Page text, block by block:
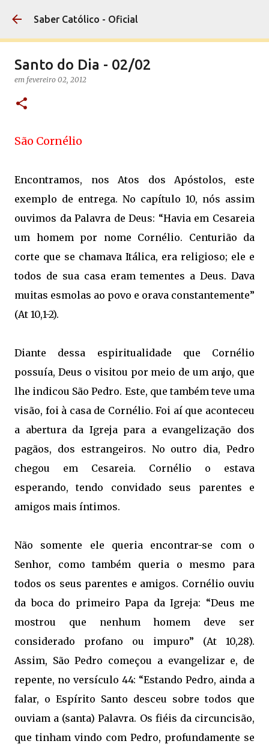
Pular para o conteúdo principal
Saber Católico - Oficial
Santo do Dia - 02/02
em fevereiro 02, 2012
São Cornélio
Encontramos, nos Atos dos Apóstolos, este
exemplo de entrega. No capítulo 10, nós assim
ouvimos da Palavra de Deus: “Havia em Cesareia
um homem por nome Cornélio. Centurião da
corte que se chamava Itálica, era religioso; ele e
todos de sua casa eram tementes a Deus. Dava
muitas esmolas ao povo e orava constantemente”
(At 10,1-2).
Diante dessa espiritualidade que Cornélio
possuía, Deus o visitou por meio de um anjo, que
lhe indicou São Pedro. Este, que também teve uma
visão, foi à casa de Cornélio. Foi aí que aconteceu
a abertura da Igreja para a evangelização dos
pagãos, dos estrangeiros. No outro dia, Pedro
chegou em Cesareia. Cornélio o estava
esperando, tendo convidado seus parentes e
amigos mais íntimos.
Não somente ele queria encontrar-se com o
Senhor, como também queria o mesmo para
todos os seus parentes e amigos. Cornélio ouviu
da boca do primeiro Papa da Igreja: “Deus me
mostrou que nenhum homem deve ser
considerado profano ou impuro” (At 10,28).
Assim, São Pedro começou a evangelizar e, de
repente, no versículo 44: “Estando Pedro, ainda a
falar, o Espírito Santo desceu sobre todos que
ouviam a (santa) Palavra. Os fiéis da circuncisão,
que tinham vindo com Pedro, profundamente se